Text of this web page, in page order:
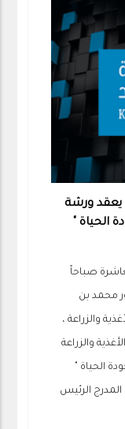
يعقد ورشة
الحياة "
صباحاً
محمد بن
والزراعة ،
والزراعة
الحياة "
المدرج الرئيس